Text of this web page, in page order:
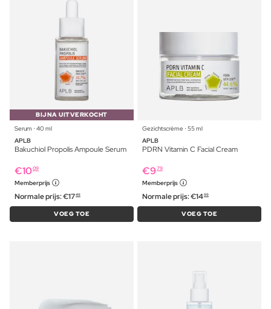
BIJNA UITVERKOCHT
Serum ⋅ 40 ml
APLB
Bakuchiol Propolis Ampoule Serum
€1009
Memberprijs
Normale prijs:€1749
VOEG TOE
Gezichtscrème ⋅ 55 ml
APLB
PDRN Vitamin C Facial Cream
€979
Memberprijs
Normale prijs:€1499
VOEG TOE